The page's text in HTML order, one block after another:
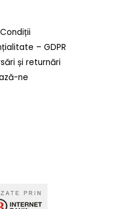
– GDPR
și returnări
ne